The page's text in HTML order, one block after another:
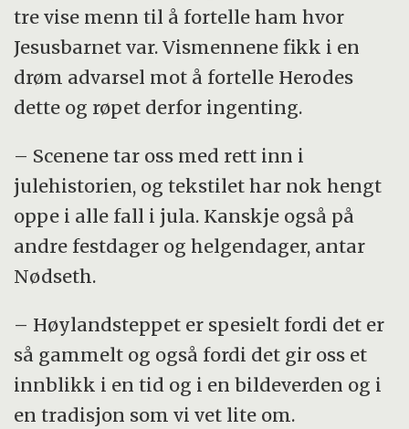
tre vise menn til å fortelle ham hvor
Jesusbarnet var. Vismennene fikk i en
drøm advarsel mot å fortelle Herodes
dette og røpet derfor ingenting.
– Scenene tar oss med rett inn i
julehistorien, og tekstilet har nok hengt
oppe i alle fall i jula. Kanskje også på
andre festdager og helgendager, antar
Nødseth.
– Høylandsteppet er spesielt fordi det er
så gammelt og også fordi det gir oss et
innblikk i en tid og i en bildeverden og i
en tradisjon som vi vet lite om.